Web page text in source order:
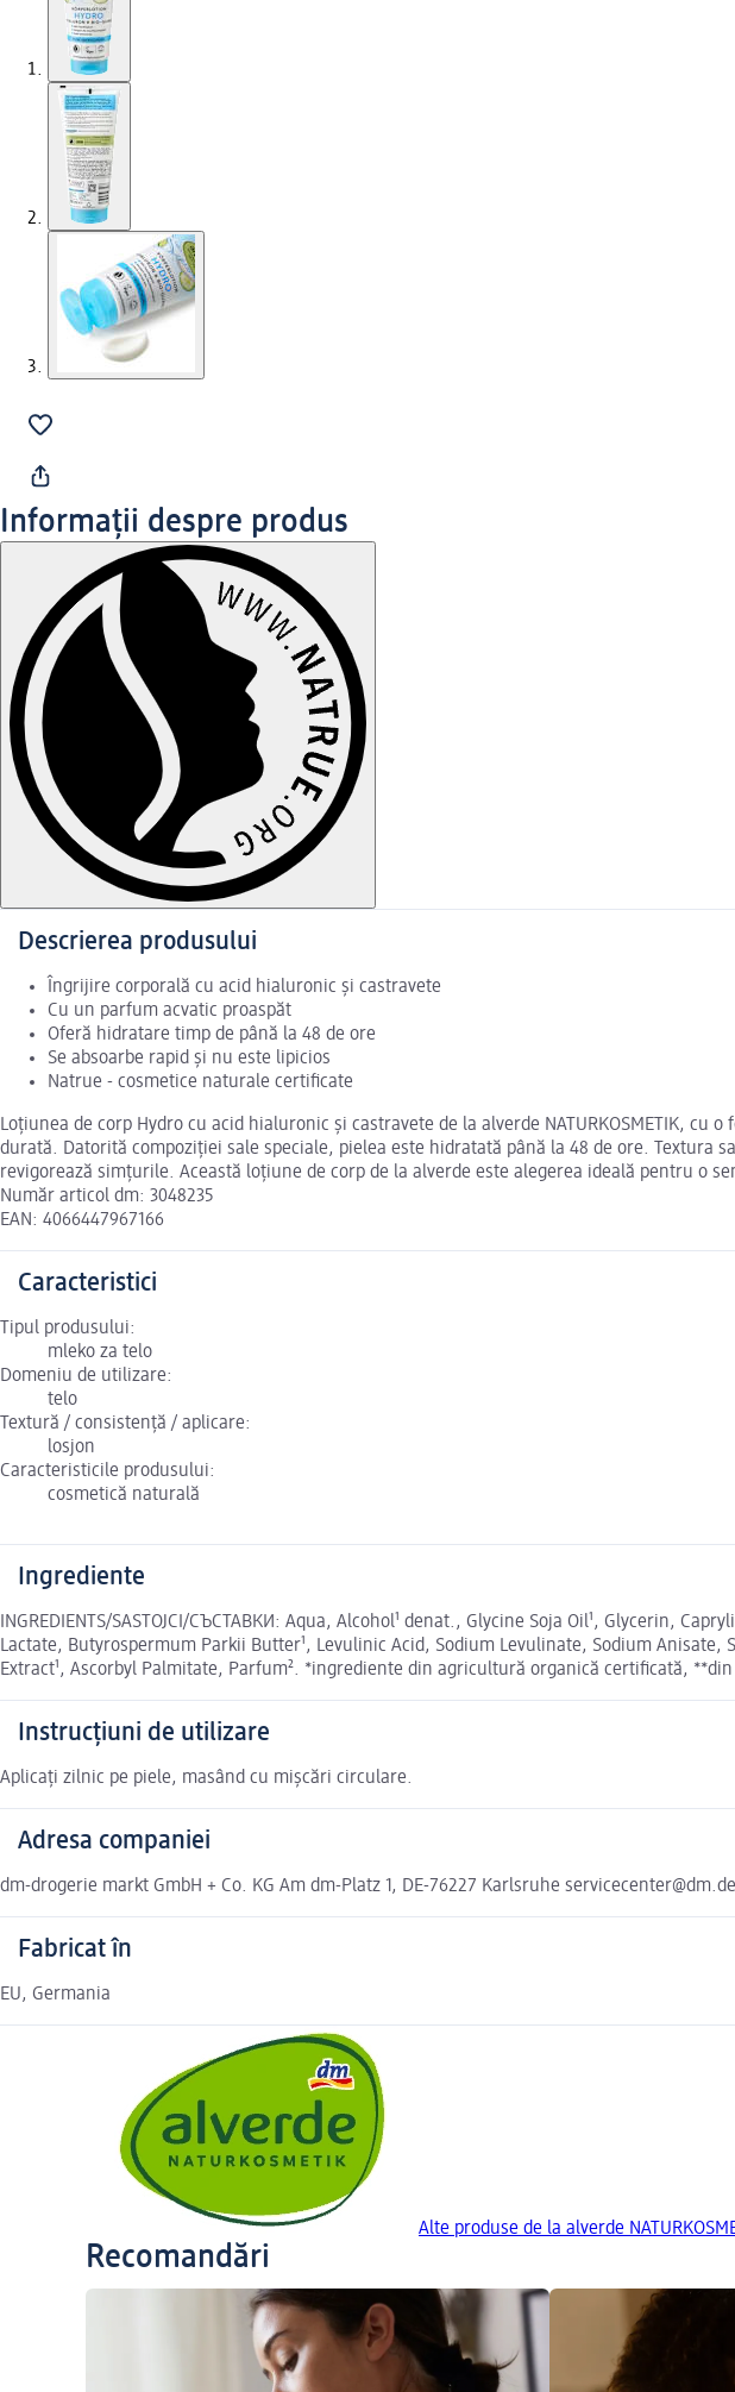
Informații despre produs
Descrierea produsului
Îngrijire corporală cu acid hialuronic și castravete
Cu un parfum acvatic proaspăt
Oferă hidratare timp de până la 48 de ore
Se absoarbe rapid și nu este lipicios
Natrue - cosmetice naturale certificate
Loțiunea de corp Hydro cu acid hialuronic și castravete de la alverde NATURKOSMETIK,
durată. Datorită compoziției sale speciale, pielea este hidratată până la 48 de ore. Textura
revigorează simțurile. Această loțiune de corp de la alverde este alegerea ideală pentru o
Număr articol dm: 3048235
EAN: 4066447967166
Caracteristici
Tipul produsului:
mleko za telo
Domeniu de utilizare:
telo
Textură / consistență / aplicare:
losjon
Caracteristicile produsului:
cosmetică naturală
Ingrediente
INGREDIENTS/SASTOJCI/СЪСТАВКИ: Aqua, Alcohol¹ denat., Glycine Soja Oil¹, Glycerin,
Lactate, Butyrospermum Parkii Butter¹, Levulinic Acid, Sodium Levulinate, Sodium
Extract¹, Ascorbyl Palmitate, Parfum². *ingrediente din agricultură organică certificată,
Instrucțiuni de utilizare
Aplicați zilnic pe piele, masând cu mișcări circulare.
Adresa companiei
dm-drogerie markt GmbH + Co. KG Am dm-Platz 1, DE-76227 Karlsruhe servicecenter@dm.de
Fabricat în
EU, Germania
Alte produse de la alverde
Recomandări